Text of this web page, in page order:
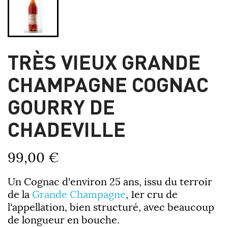
TRÈS VIEUX GRANDE
CHAMPAGNE COGNAC
GOURRY DE
CHADEVILLE
99,00 €
Un Cognac d'environ 25 ans, issu du terroir
de la Grande Champagne, 1er cru de
l'appellation, bien structuré, avec beaucoup
de longueur en bouche.